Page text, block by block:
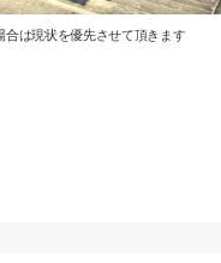
は現状を優先させて頂きます